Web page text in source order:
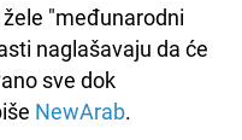
"međunarodni
naglašavaju da će
sve dok
NewArab.